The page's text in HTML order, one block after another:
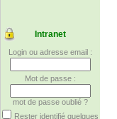
Intranet
Login ou adresse email :
Mot de passe :
mot de passe oublié ?
Rester identifié quelques